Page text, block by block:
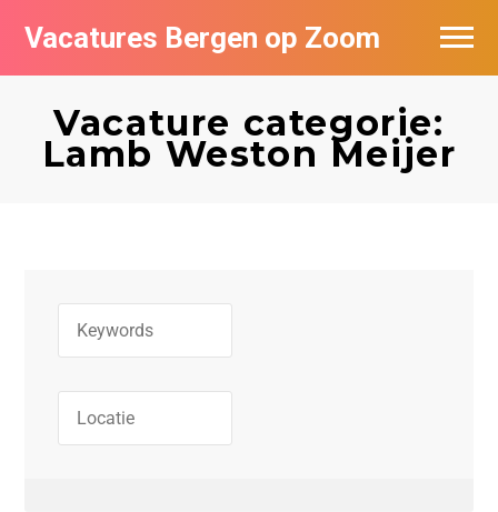
Vacatures Bergen op Zoom
Vacature categorie:
Lamb Weston Meijer
Vacatures per bedrijf
De populairste vacatures in Bergen op
Zoom